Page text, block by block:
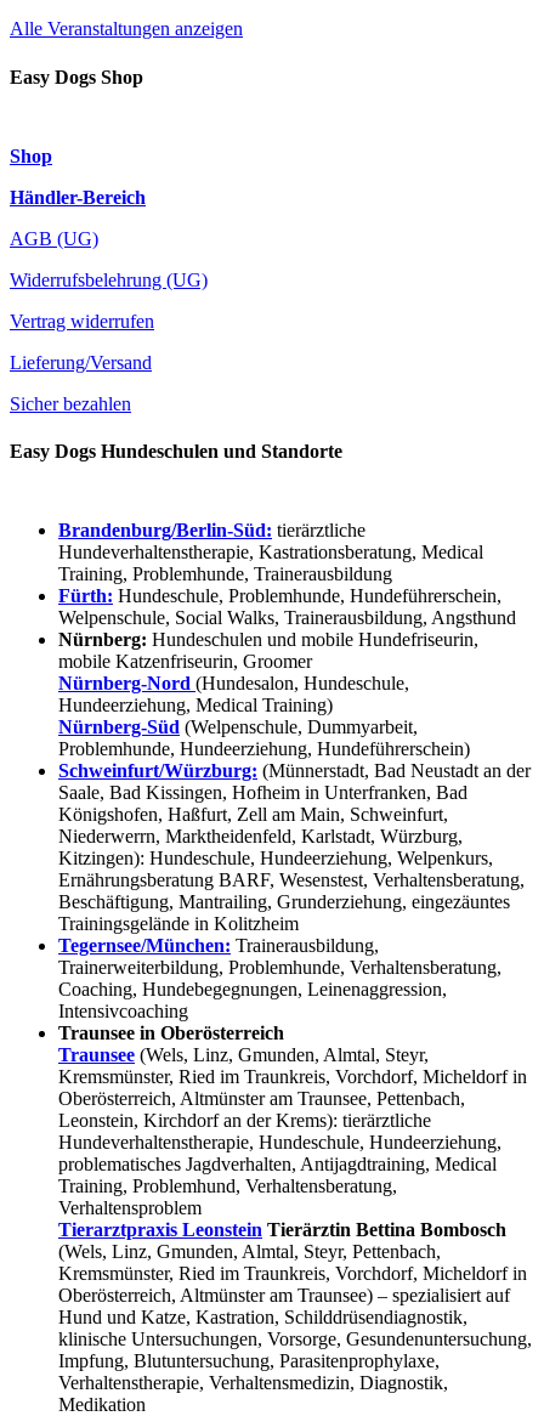
Alle Veranstaltungen anzeigen
Easy Dogs Shop
Shop
Händler-Bereich
AGB (UG)
Widerrufsbelehrung (UG)
Vertrag widerrufen
Lieferung/Versand
Sicher bezahlen
Easy Dogs Hundeschulen und Standorte
Brandenburg/Berlin-Süd: tierärztliche
Hundeverhaltenstherapie, Kastrationsberatung, Medical
Training, Problemhunde, Trainerausbildung
Fürth: Hundeschule, Problemhunde, Hundeführerschein,
Welpenschule, Social Walks, Trainerausbildung, Angsthund
Nürnberg: Hundeschulen und mobile Hundefriseurin,
mobile Katzenfriseurin, Groomer
Nürnberg-Nord (Hundesalon, Hundeschule,
Hundeerziehung, Medical Training)
Nürnberg-Süd (Welpenschule, Dummyarbeit,
Problemhunde, Hundeerziehung, Hundeführerschein)
Schweinfurt/Würzburg: (Münnerstadt, Bad Neustadt an der
Saale, Bad Kissingen, Hofheim in Unterfranken, Bad
Königshofen, Haßfurt, Zell am Main, Schweinfurt,
Niederwerrn, Marktheidenfeld, Karlstadt, Würzburg,
Kitzingen): Hundeschule, Hundeerziehung, Welpenkurs,
Ernährungsberatung BARF, Wesenstest, Verhaltensberatung,
Beschäftigung, Mantrailing, Grunderziehung, eingezäuntes
Trainingsgelände in Kolitzheim
Tegernsee/München: Trainerausbildung,
Trainerweiterbildung, Problemhunde, Verhaltensberatung,
Coaching, Hundebegegnungen, Leinenaggression,
Intensivcoaching
Traunsee in Oberösterreich
Traunsee (Wels, Linz, Gmunden, Almtal, Steyr,
Kremsmünster, Ried im Traunkreis, Vorchdorf, Micheldorf in
Oberösterreich, Altmünster am Traunsee, Pettenbach,
Leonstein, Kirchdorf an der Krems): tierärztliche
Hundeverhaltenstherapie, Hundeschule, Hundeerziehung,
problematisches Jagdverhalten, Antijagdtraining, Medical
Training, Problemhund, Verhaltensberatung,
Verhaltensproblem
Tierarztpraxis Leonstein Tierärztin Bettina Bombosch
(Wels, Linz, Gmunden, Almtal, Steyr, Pettenbach,
Kremsmünster, Ried im Traunkreis, Vorchdorf, Micheldorf in
Oberösterreich, Altmünster am Traunsee) – spezialisiert auf
Hund und Katze, Kastration, Schilddrüsendiagnostik,
klinische Untersuchungen, Vorsorge, Gesundenuntersuchung,
Impfung, Blutuntersuchung, Parasitenprophylaxe,
Verhaltenstherapie, Verhaltensmedizin, Diagnostik,
Medikation